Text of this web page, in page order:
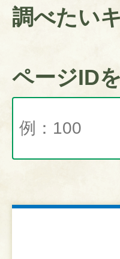
調べたい
ページID